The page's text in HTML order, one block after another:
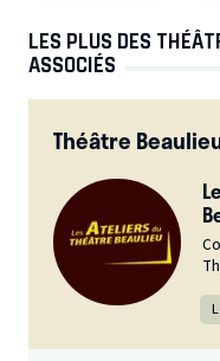
LES PLUS DES
ASSOCIÉS
Théâtre